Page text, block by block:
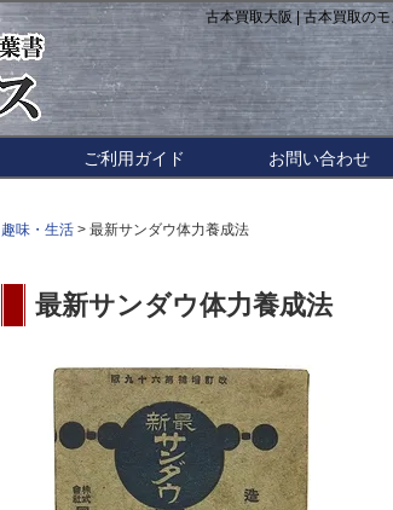
古本買取大阪 | 古本買取の
ご利用ガイド お問い合わせ
趣味・生活 > 最新サンダウ体力養成法
最新サンダウ体力養成法